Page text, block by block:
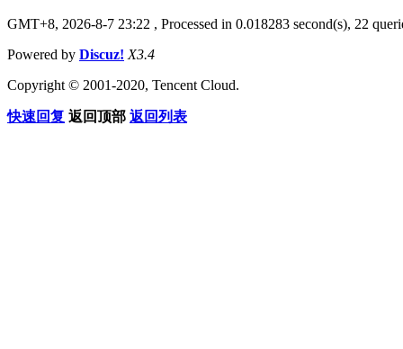
GMT+8, 2026-8-7 23:22 , Processed in 0.018283 second(s), 22
Powered by Discuz! X3.4
Copyright © 2001-2020, Tencent Cloud.
快速回复 返回顶部 返回列表